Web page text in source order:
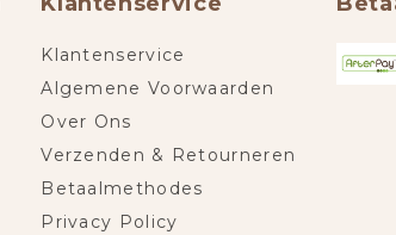
Klantenservice
Algemene Voorwaarden
Over Ons
Verzenden & Retourneren
Betaalmethodes
Privacy Policy